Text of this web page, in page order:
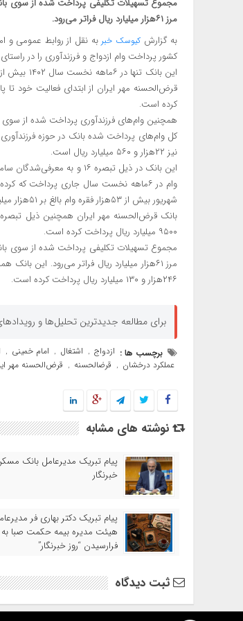
مرز ۶۱هزار میلیارد ریال فراتر می‌رود.
به گزارشکیوسک خبر به نقل از روابط عمومی و
کشور پرداخت وام ازدواج و فرزندآوری را در
کرده است.
نیز ۲۲هزار و ۵۶۰ میلیارد ریال است.
شهریور بیش از ۵۳هزار فقره وام بالغ بر ۵۱هزار میلیارد ریال پرداخت کرده است.
۹۵۰۰ میلیارد ریال پرداخت کرده است.
۲۴۶هزار و ۱۳۰ میلیارد ریال پرداخت کرده است.
برای مطالعه جدیدترین تحلیل‌ها و
برچسب ها : ازدواج , اشتغال , امام خمینی ,
عملکرد درخشان , قرضالحسنه , قرض‌الحسنه مهر
نوشته های مشابه
پیام تبریک مدیرعامل بانک
خبرنگار
پیام تبریک دکتر بهاری فر
هیئت مدیره بیمه حکمت صبا
فرارسیدن “روز خبرنگار”
ثبت دیدگاه